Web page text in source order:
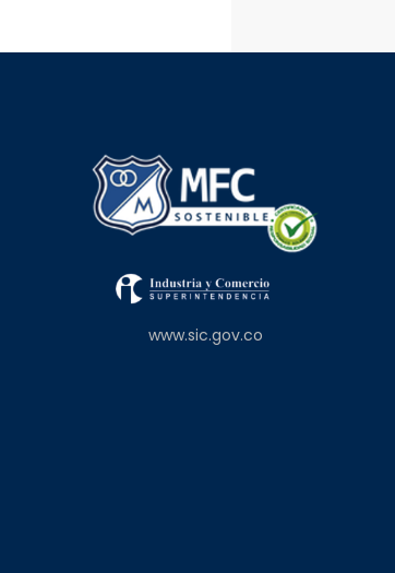
www.sic.gov.co